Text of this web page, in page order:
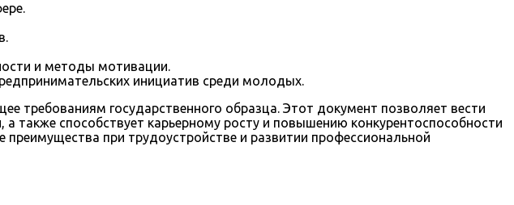
и методы мотивации.
инициатив среди молодых.
требованиям государственного образца. Этот документ позволяет вести
также способствует карьерному росту и повышению конкурентоспособности
при трудоустройстве и развитии профессиональной